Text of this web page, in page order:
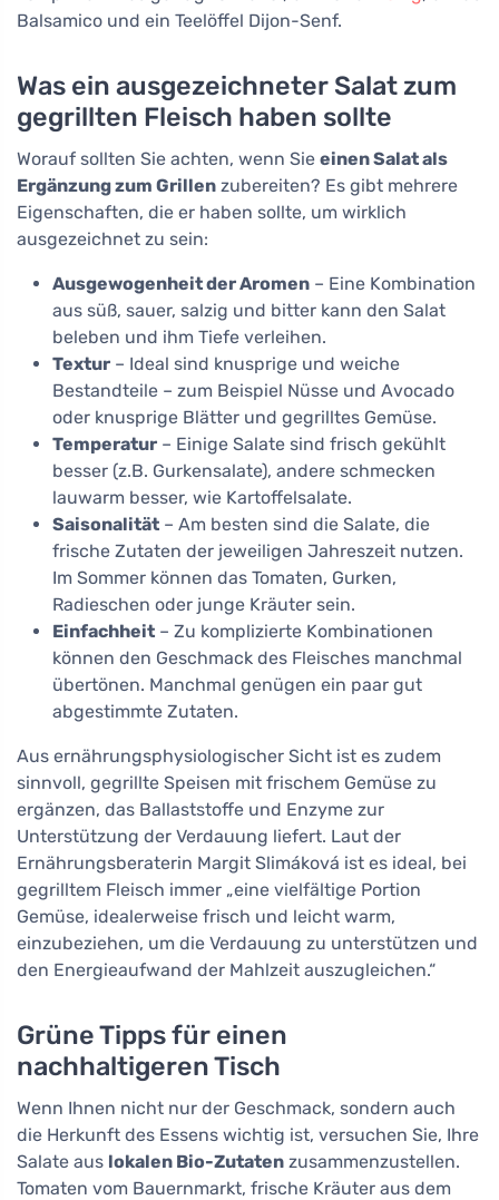
Balsamico und ein Teelöffel Dijon-Senf.
Was ein ausgezeichneter Salat zum
gegrillten Fleisch haben sollte
Worauf sollten Sie achten, wenn Sie einen Salat als
Ergänzung zum Grillen zubereiten? Es gibt mehrere
Eigenschaften, die er haben sollte, um wirklich
ausgezeichnet zu sein:
Ausgewogenheit der Aromen – Eine Kombination
aus süß, sauer, salzig und bitter kann den Salat
beleben und ihm Tiefe verleihen.
Textur – Ideal sind knusprige und weiche
Bestandteile – zum Beispiel Nüsse und Avocado
oder knusprige Blätter und gegrilltes Gemüse.
Temperatur – Einige Salate sind frisch gekühlt
besser (z.B. Gurkensalate), andere schmecken
lauwarm besser, wie Kartoffelsalate.
Saisonalität – Am besten sind die Salate, die
frische Zutaten der jeweiligen Jahreszeit nutzen.
Im Sommer können das Tomaten, Gurken,
Radieschen oder junge Kräuter sein.
Einfachheit – Zu komplizierte Kombinationen
können den Geschmack des Fleisches manchmal
übertönen. Manchmal genügen ein paar gut
abgestimmte Zutaten.
Aus ernährungsphysiologischer Sicht ist es zudem
sinnvoll, gegrillte Speisen mit frischem Gemüse zu
ergänzen, das Ballaststoffe und Enzyme zur
Unterstützung der Verdauung liefert. Laut der
Ernährungsberaterin Margit Slimáková ist es ideal, bei
gegrilltem Fleisch immer „eine vielfältige Portion
Gemüse, idealerweise frisch und leicht warm,
einzubeziehen, um die Verdauung zu unterstützen und
den Energieaufwand der Mahlzeit auszugleichen.“
Grüne Tipps für einen
nachhaltigeren Tisch
Wenn Ihnen nicht nur der Geschmack, sondern auch
die Herkunft des Essens wichtig ist, versuchen Sie, Ihre
Salate aus lokalen Bio-Zutaten zusammenzustellen.
Tomaten vom Bauernmarkt, frische Kräuter aus dem